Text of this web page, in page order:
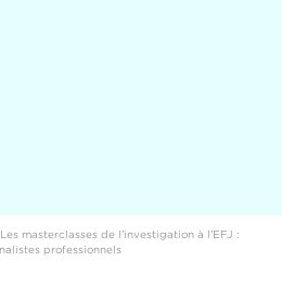
Les masterclasses de l’investigation à l’EFJ :
professionnels